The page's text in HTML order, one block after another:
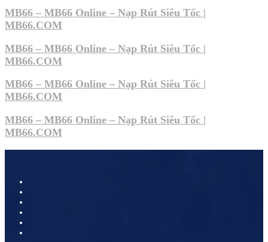
MB66 – MB66 Online – Nạp Rút Siêu Tốc |
MB66.COM
MB66 – MB66 Online – Nạp Rút Siêu Tốc |
MB66.COM
MB66 – MB66 Online – Nạp Rút Siêu Tốc |
MB66.COM
MB66 – MB66 Online – Nạp Rút Siêu Tốc |
MB66.COM